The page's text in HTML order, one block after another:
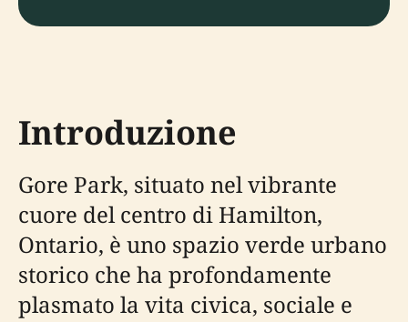
Introduzione
Gore Park, situato nel vibrante
cuore del centro di Hamilton,
Ontario, è uno spazio verde urbano
storico che ha profondamente
plasmato la vita civica, sociale e